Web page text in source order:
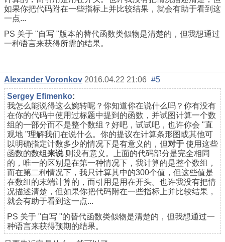
如果你把代码附在一些指标上并比较结果，就会有助于看到这
一点...
PS 关于 "自写 "版本的替代函数类似物是清楚的，但我想通过
一种语言来获得所需的结果。
Alexander Voronkov 2016.04.22 21:06 #5
Sergey Efimenko:
我怎么能说得这么婉转呢？你知道你在说什么吗？你有没有
在你的代码中使用过标题中提到的函数，并试图计算一个数
组的一部分而不是整个数组？好吧，试试吧，也许你会 "直
观地 "理解我们在说什么。你的提议在计算条形图或其他可
以明确指定计数多少的情况下是有意义的，但对于 使用这些
函数的数组来说则没有意义。上面的代码部分是完全相同
的，唯一的区别是在第一种情况下，我计算的是整个数组，
而在第二种情况下，我只计算其中的300个值，但这些值是
在数组的末端计算的，而引用是用在开头。也许我没有把情
况描述清楚，但如果你把代码附在一些指标上并比较结果，
就会有助于看到这一点...
PS 关于 "自写 "的替代函数类似物是清楚的，但我想通过一
种语言来获得预期的结果。